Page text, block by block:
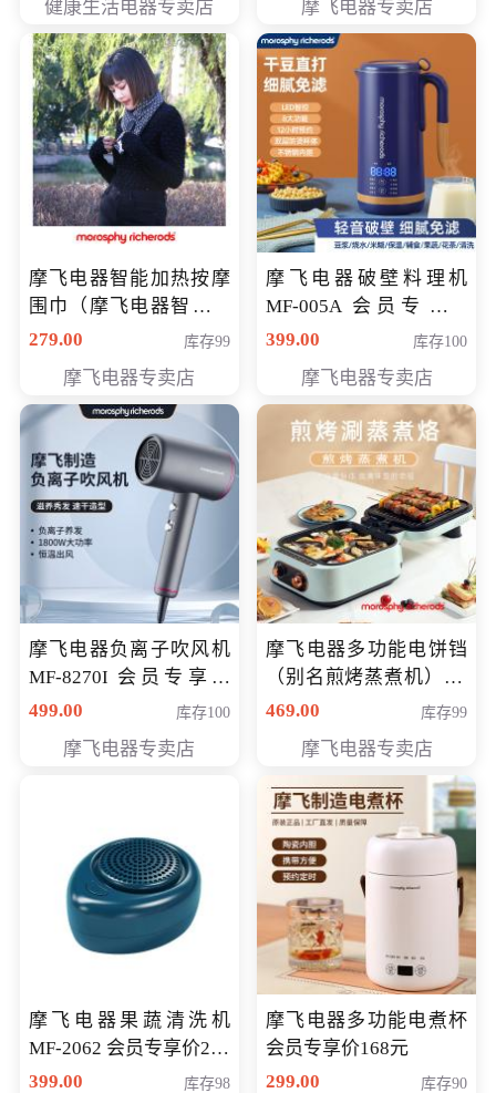
健康生活电器专卖店 摩飞电器专卖店
摩飞电器智能加热按摩
围巾（摩飞电器智能加
热按摩围脖） 会员专享
279.00 库存99
摩飞电器专卖店
摩飞电器破壁料理机
MF-005A 会员专享价
198元
399.00 库存100
摩飞电器专卖店
摩飞电器负离子吹风机
MF-8270I 会员专享价
369元
499.00 库存100
摩飞电器专卖店
摩飞电器多功能电饼铛
（别名煎烤蒸煮机） 型
号MF-8888B 会员专享
469.00 库存99
摩飞电器专卖店
摩飞电器果蔬清洗机
MF-2062 会员专享价268
元
399.00 库存98
摩飞电器多功能电煮杯
会员专享价168元
299.00
库存90